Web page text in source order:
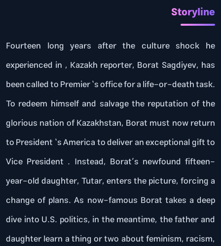
Storyline
Fourteen long years after the culture shock he
experienced in , Kazakh reporter, Borat Sagdiyev, has
been called to Premier ‘s office for a life-or-death task.
To redeem himself and salvage the reputation of the
glorious nation of Kazakhstan, Borat must now return
to President ‘s America to deliver an exceptional gift to
Vice President . Instead, Borat’s newfound fifteen-
year-old daughter, Tutar, enters the picture, forcing a
change of plans. As now-famous Borat takes a deep
dive into U.S. politics, in the meantime, the father and
daughter learn a thing or two about feminism, racism,